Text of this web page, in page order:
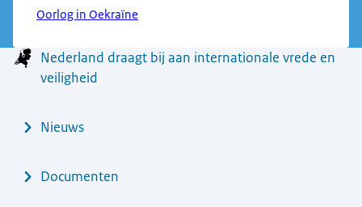
Oorlog in Oekraïne
MenuNederland draagt bij aan internationale vrede en
veiligheid
Nieuws
Documenten